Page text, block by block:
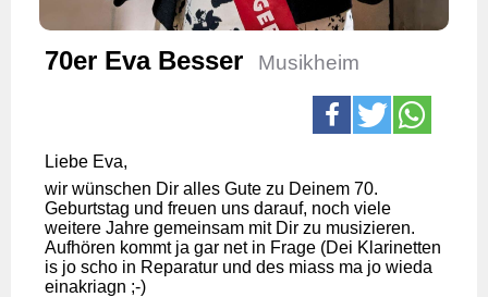
70er Eva Besser Musikheim
Liebe Eva,
wir wünschen Dir alles Gute zu Deinem 70.
Geburtstag und freuen uns darauf, noch viele
weitere Jahre gemeinsam mit Dir zu musizieren.
Aufhören kommt ja gar net in Frage (Dei Klarinetten
is jo scho in Reparatur und des miass ma jo wieda
einakriagn ;-)